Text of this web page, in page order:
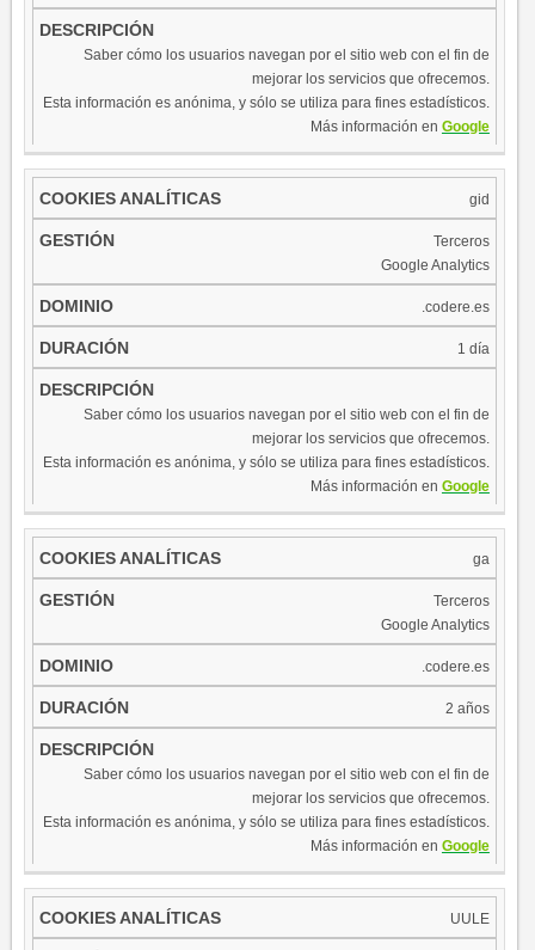
Saber cómo los usuarios navegan por el sitio web con el fin de
mejorar los servicios que ofrecemos.
Esta información es anónima, y sólo se utiliza para fines estadísticos.
Más información en Google
gid
Terceros
Google Analytics
.codere.es
1 día
Saber cómo los usuarios navegan por el sitio web con el fin de
mejorar los servicios que ofrecemos.
Esta información es anónima, y sólo se utiliza para fines estadísticos.
Más información en Google
ga
Terceros
Google Analytics
.codere.es
2 años
Saber cómo los usuarios navegan por el sitio web con el fin de
mejorar los servicios que ofrecemos.
Esta información es anónima, y sólo se utiliza para fines estadísticos.
Más información en Google
UULE